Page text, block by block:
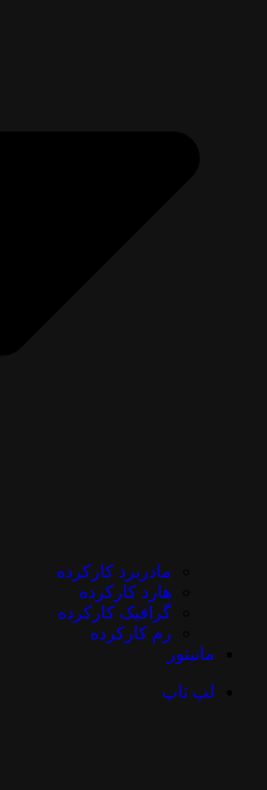
مادربرد کارکرده
هارد کارکرده
گرافیک کارکرده
رم کارکرده
مانیتور
لپ تاپ